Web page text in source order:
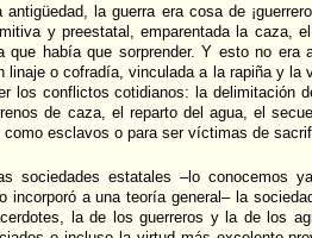
antigüedad, la guerra era cosa de
y preestatal, emparentada la caza,
que había que sorprender. Y esto no era
linaje o cofradía, vinculada a la rapiña y la
los conflictos cotidianos: la delimitación
de caza, el reparto del agua, el
como esclavos o para ser víctimas de
sociedades estatales –lo conocemos
incorporó a una teoría general– la
la de los guerreros y la de los